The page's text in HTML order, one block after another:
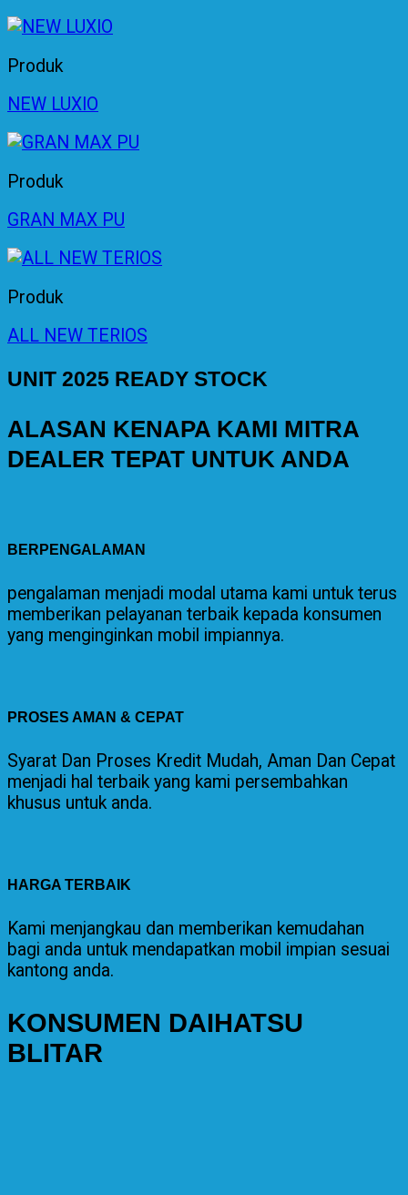
Produk
NEW LUXIO
Produk
GRAN MAX PU
Produk
ALL NEW TERIOS
UNIT 2025 READY STOCK
ALASAN KENAPA KAMI MITRA
DEALER TEPAT UNTUK ANDA
BERPENGALAMAN
pengalaman menjadi modal utama kami untuk terus
memberikan pelayanan terbaik kepada konsumen
yang menginginkan mobil impiannya.
PROSES AMAN & CEPAT
Syarat Dan Proses Kredit Mudah, Aman Dan Cepat
menjadi hal terbaik yang kami persembahkan
khusus untuk anda.
HARGA TERBAIK
Kami menjangkau dan memberikan kemudahan
bagi anda untuk mendapatkan mobil impian sesuai
kantong anda.
KONSUMEN DAIHATSU
BLITAR